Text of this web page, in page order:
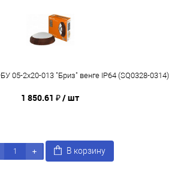
05-2х20-013 "Бриз" венге IP64 (SQ0328-0314)
1 850.61 ₽/ шт
В корзину